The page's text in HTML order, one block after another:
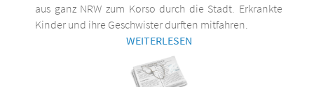
aus ganz NRW zum Korso durch die Stadt. Erkrankte
Kinder und ihre Geschwister durften mitfahren.
WEITERLESEN